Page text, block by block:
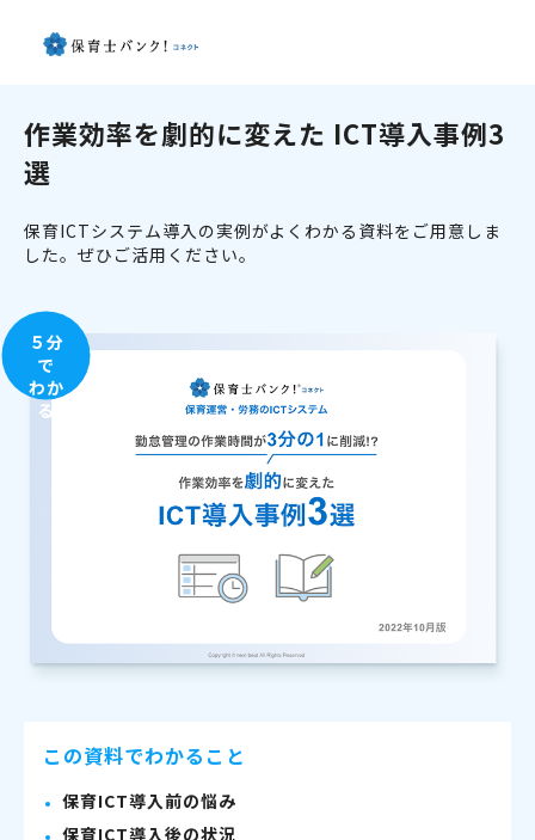
作業効率を劇的に変えた ICT導入事例3
選
保育ICTシステム導入の実例がよくわかる資料をご用意しま
した。ぜひご活用ください。
５分
で
わか
る
この資料でわかること
保育ICT導入前の悩み
保育ICT導入後の状況